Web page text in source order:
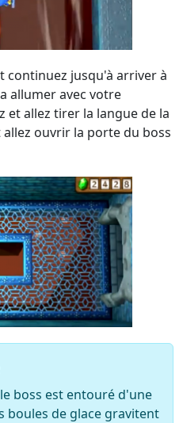
continuez jusqu'à arriver à
allumer avec votre
et allez tirer la langue de la
ouvrir la porte du boss
boss est entouré d'une
boules de glace gravitent